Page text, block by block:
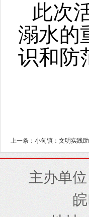
此次
溺水的
识和防
上一条：小甸镇：文明实践
主办单
皖